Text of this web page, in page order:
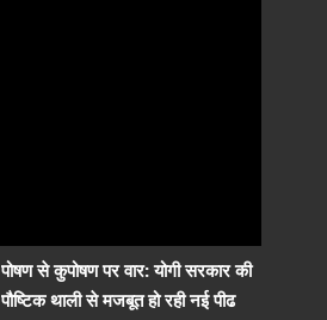
पोषण से कुपोषण पर वार: योगी सरकार की
पौष्टिक थाली से मजबूत हो रही नई पीढ